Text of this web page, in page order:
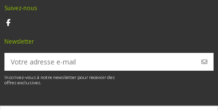
Suivez-nous
Newsletter
Inscrivez-vous à notre newsletter pour recevoir des
offres exclusives.